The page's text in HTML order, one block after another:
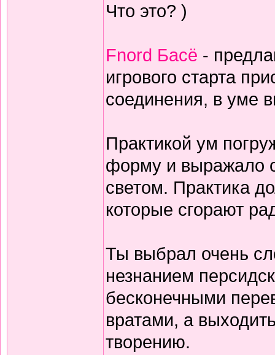
Что это? )
Fnord Басё -
игрового старта
соединения, в уме
Практикой ум
форму и выражало
светом. Практика
которые сгорают
Ты выбрал очень
незнанием
бесконечными
вратами, а
творению.